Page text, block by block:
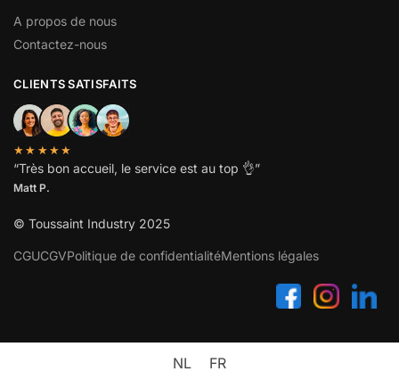
A propos de nous
Contactez-nous
CLIENTS SATISFAITS
★★★★★
“Très bon accueil, le service est au top 👌”
Matt P.
© Toussaint Industry 2025
CGUCGVPolitique de confidentialitéMentions légales
NL FR